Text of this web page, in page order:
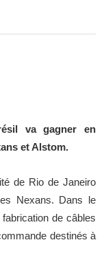
va gagner en
et Alstom.
de Rio de Janeiro
Nexans. Dans le
de câbles
destinés à